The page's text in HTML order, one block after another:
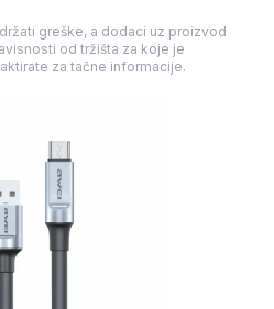
greške, a dodaci uz proizvod
od tržišta za koje je
za tačne informacije.